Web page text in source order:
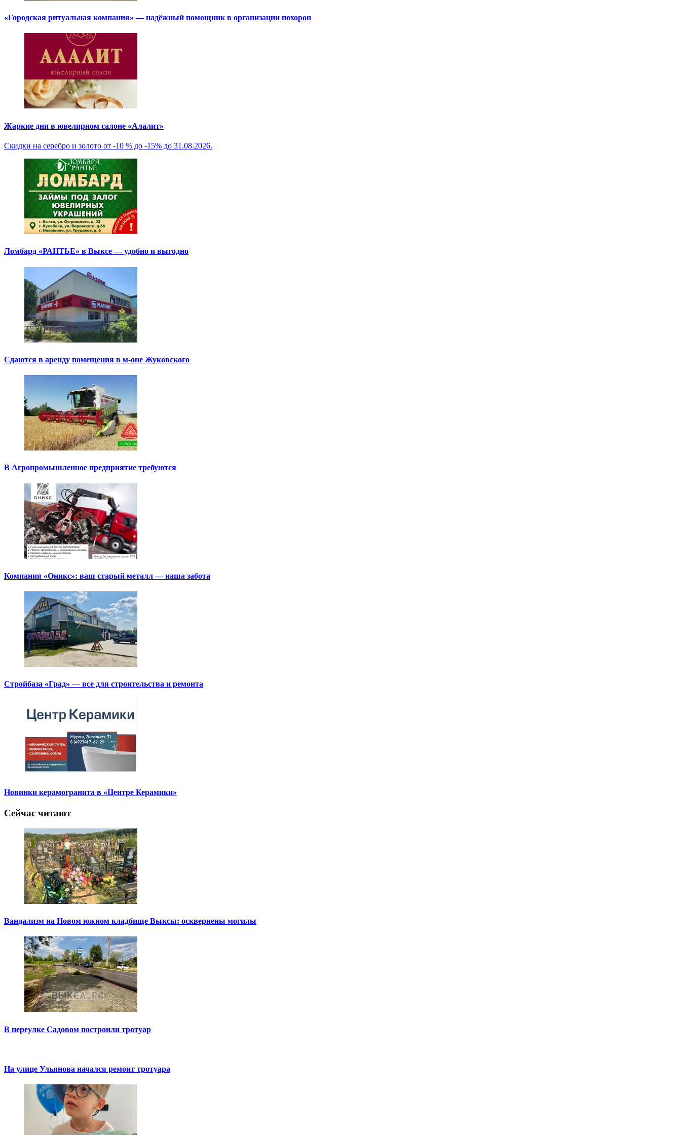
«Городская ритуальная компания» — надёжный помощник в организации похорон
Жаркие дни в ювелирном салоне «Алалит»
Скидки на серебро и золото от -10 % до -15% до 31.08.2026.
Ломбард «РАНТЬЕ» в Выксе — удобно и выгодно
Сдаются в аренду помещения в м-оне Жуковского
В Агропромышленное предприятие требуются
Компания «Оникс»: ваш старый металл — наша забота
Стройбаза «Град» — все для строительства и ремонта
Новинки керамогранита в «Центре Керамики»
Сейчас читают
Вандализм на Новом южном кладбище Выксы: осквернены могилы
В переулке Садовом построили тротуар
На улице Ульянова начался ремонт тротуара